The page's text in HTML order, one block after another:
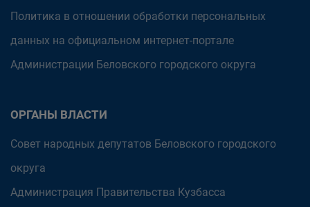
Политика в отношении обработки персональных
данных на официальном интернет-портале
Администрации Беловского городского округа
ОРГАНЫ ВЛАСТИ
Совет народных депутатов Беловского городского
округа
Администрация Правительства Кузбасса